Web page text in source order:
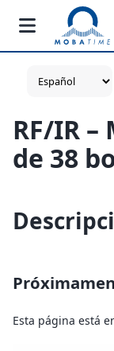
RF/IR
de 38
Esta página está